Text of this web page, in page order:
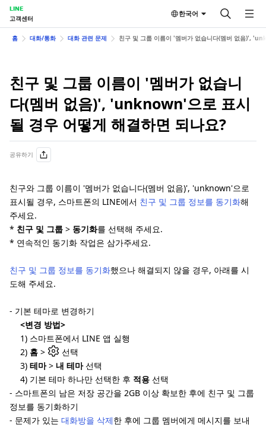
LINE
고객센터
한국어
홈 대화/통화 대화 관련 문제 친구 및 그룹 이름이 '멤버가 없습니다(멤버 없음)',
친구 및 그룹 이름이 '멤버가 없습니
다(멤버 없음)', 'unknown'으로 표시
될 경우 어떻게 해결하면 되나요?
공유하기
친구와 그룹 이름이 '멤버가 없습니다(멤버 없음)', 'unknown'으로
표시될 경우, 스마트폰의 LINE에서 친구 및 그룹 정보를 동기화해
주세요.
* 친구 및 그룹 > 동기화를 선택해 주세요.
* 연속적인 동기화 작업은 삼가주세요.
친구 및 그룹 정보를 동기화했으나 해결되지 않을 경우, 아래를 시
도해 주세요.
- 기본 테마로 변경하기
<변경 방법>
1) 스마트폰에서 LINE 앱 실행
2) 홈 >
선택
3) 테마> 내 테마선택
4) 기본 테마 하나만 선택한 후 적용 선택
- 스마트폰의 남은 저장 공간을 2GB 이상 확보한 후에 친구 및 그룹
정보를 동기화하기
- 문제가 있는 대화방을 삭제한 후에 그룹 멤버에게 메시지를 보내